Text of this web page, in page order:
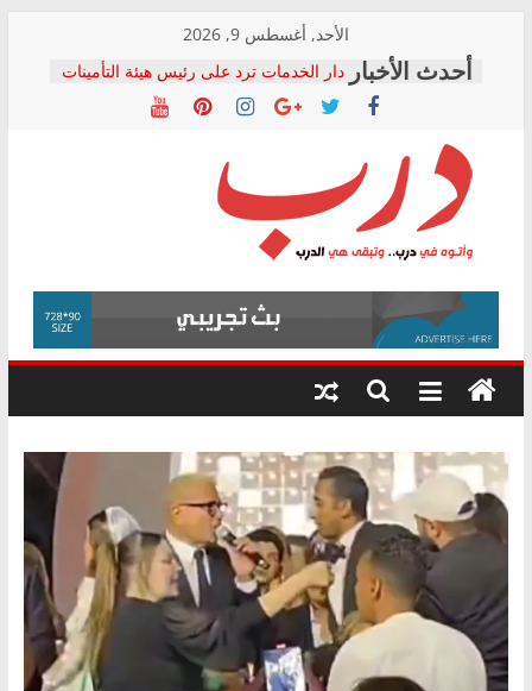
content
الأحد, أغسطس 9, 2026
دار الخدمات ترد على رئيس هيئة التأمينات
بعد مؤتمره الصحفي: إنكار الأزمة لا ينهي
معاناة أصحاب المعاشات.. ونطالب بكشف
فرحات سليمان يكتب: القطاع الصحي إلى
أين؟
حزب التحالف الشعبي يطلق لجنة “الحق
في الصحة” بالإسكندرية لرصد الانتهاكات
ودعم المرضى
الوزاري لمدينة الصحفيين.. وانتهاء أعمال
إنشاء المبنى الإداري
المجلس القومي لحقوق الإنسان يعلن
متابعة قضية الدكتور محمد زهران.. ويؤكد:
قرينة البراءة وضمانات المحاكمة العادلة
درب
وأتوه
درب..
وتبقى
هي